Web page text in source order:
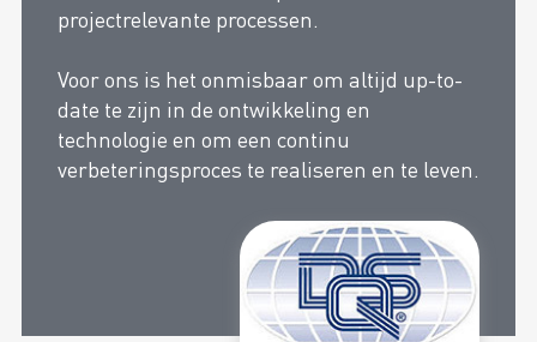
projectrelevante processen.
Voor ons is het onmisbaar om altijd up-to-
date te zijn in de ontwikkeling en
technologie en om een continu
verbeteringsproces te realiseren en te leven.